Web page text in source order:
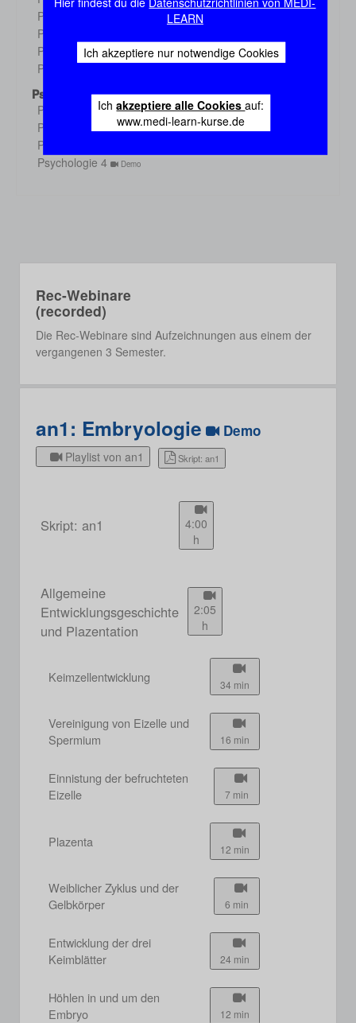
LEARN
Ich akzeptiere nur notwendige Cookies
Ichakzeptiere alle Cookiesauf:
www.medi-learn-kurse.de
Physiologie 3
Physiologie 4
Physiologie 5 Demo
Physiologie 6
Psychologie
Psychologie 1
Demo
Psychologie 2 Demo
Psychologie 3
Psychologie 4 Demo
Rec-Webinare
(recorded)
Die Rec-Webinare sind Aufzeichnungen aus einem der
vergangenen 3 Semester.
an1: Embryologie Demo
Playlist von an1 Skript: an1
Skript: an1
4:00
h
Allgemeine
Entwicklungsgeschichte
und Plazentation
2:05
h
Keimzellentwicklung 34 min
Vereinigung von Eizelle und
Spermium
16 min
Einnistung der befruchteten
Eizelle
7 min
Plazenta 12 min
Weiblicher Zyklus und der
Gelbkörper
6 min
Entwicklung der drei
Keimblätter
24 min
Höhlen in und um den
Embryo
12 min